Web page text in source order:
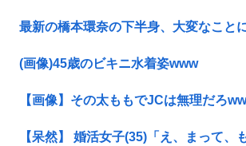
最新の橋本環奈の下半身、大変なこと
(画像)45歳のビキニ水着姿www
【画像】その太ももでJCは無理だろ
【呆然】 婚活女子(35)「え、まって、